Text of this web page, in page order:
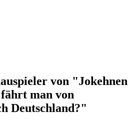
von "Jokehnen
man von
Deutschland?"